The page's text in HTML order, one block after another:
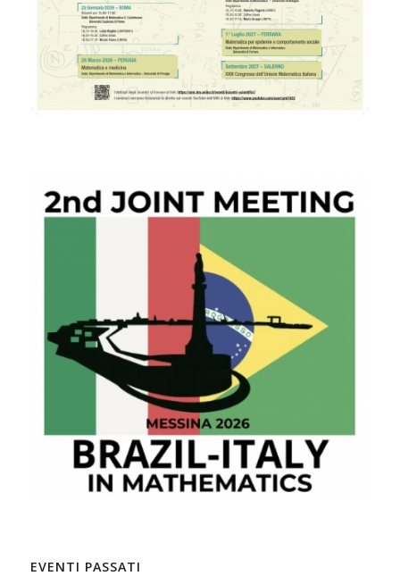
EVENTI PASSATI